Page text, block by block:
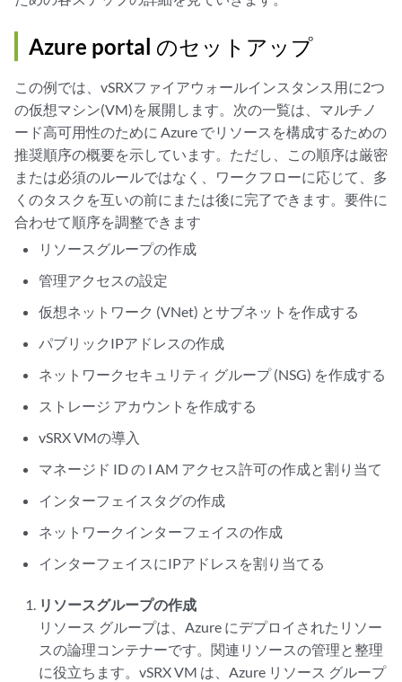
Azure portal のセットアップ
この例では、vSRXファイアウォールインスタンス用に2つ
の仮想マシン(VM)を展開します。次の一覧は、マルチノ
ード高可用性のために Azure でリソースを構成するための
推奨順序の概要を示しています。ただし、この順序は厳密
または必須のルールではなく、ワークフローに応じて、多
くのタスクを互いの前にまたは後に完了できます。要件に
合わせて順序を調整できます
リソースグループの作成
管理アクセスの設定
仮想ネットワーク (VNet) とサブネットを作成する
パブリックIPアドレスの作成
ネットワークセキュリティ グループ (NSG) を作成する
ストレージ アカウントを作成する
vSRX VMの導入
マネージド ID の I AM アクセス許可の作成と割り当て
インターフェイスタグの作成
ネットワークインターフェイスの作成
インターフェイスにIPアドレスを割り当てる
リソースグループの作成
リソース グループは、Azure にデプロイされたリソー
スの論理コンテナーです。関連リソースの管理と整理
に役立ちます。vSRX VM は、Azure リソース グループ